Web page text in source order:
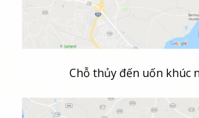
Chỗ thủy đến uốn khúc